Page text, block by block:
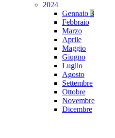
2024
Gennaio 3
Febbraio
Marzo
Aprile
Maggio
Giugno
Luglio
Agosto
Settembre
Ottobre
Novembre
Dicembre